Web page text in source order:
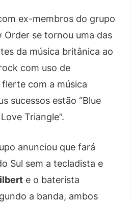
ex-membros do grupo
Order se tornou uma das
da música britânica ao
com uso de
com a música
sucessos estão “Blue
Triangle”.
anunciou que fará
Sul sem a tecladista e
e o baterista
a banda, ambos